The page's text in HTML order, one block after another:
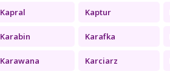
Kapral Kaptur
Karabin Karafka
Karawana Karciarz